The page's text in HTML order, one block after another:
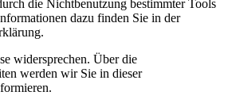
die Nichtbenutzung bestimmter Tools
dazu finden Sie in der
widersprechen. Über die
werden wir Sie in dieser